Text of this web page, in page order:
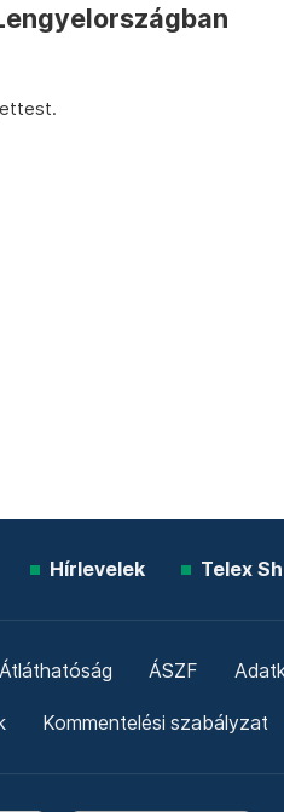
Hírlevelek Telex
Átláthatóság ÁSZF
Kommentelési szabályzat